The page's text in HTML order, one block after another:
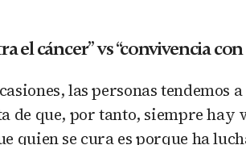
el cáncer” vs “convivencia
las personas tendemos
de que, por tanto, siempre hay
quien se cura es porque ha